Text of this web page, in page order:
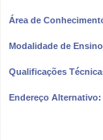
Área de
Modalidade de
Qualificações
Endereço Alternativo: